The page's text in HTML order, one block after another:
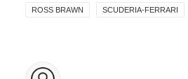
ROSS BRAWN SCUDERIA-FERRARI